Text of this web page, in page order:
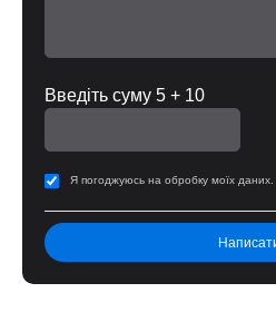
Введіть суму 5 + 10
Я погоджуюсь на обробку моїх даних.